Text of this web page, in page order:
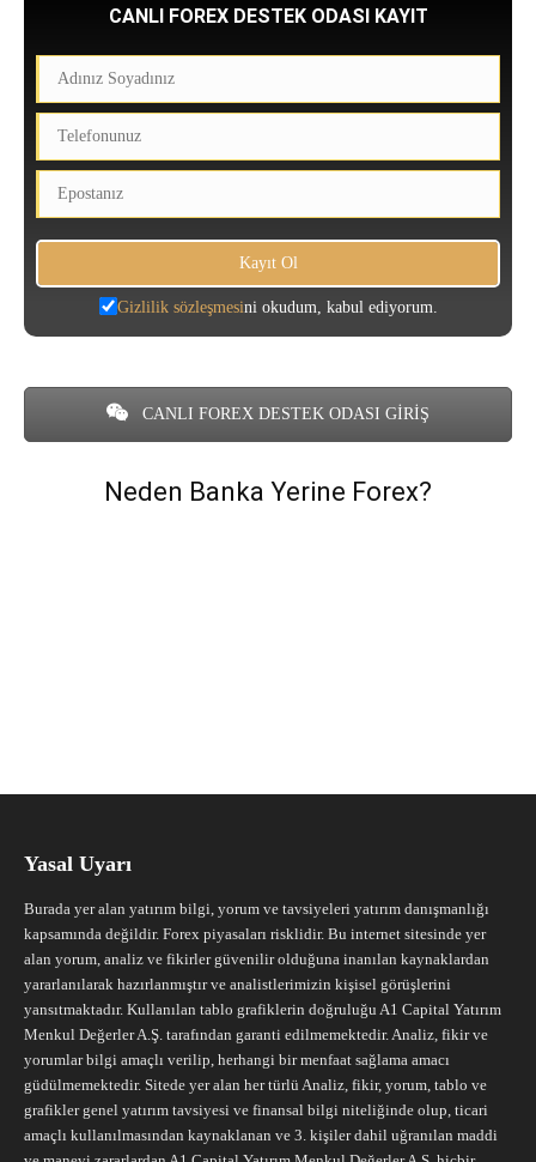
CANLI FOREX DESTEK ODASI KAYIT
Gizlilik sözleşmesini okudum, kabul ediyorum.
CANLI FOREX DESTEK ODASI GİRİŞ
Neden Banka Yerine Forex?
Yasal Uyarı
Burada yer alan yatırım bilgi, yorum ve tavsiyeleri yatırım danışmanlığı
kapsamında değildir. Forex piyasaları risklidir. Bu internet sitesinde yer
alan yorum, analiz ve fikirler güvenilir olduğuna inanılan kaynaklardan
yararlanılarak hazırlanmıştır ve analistlerimizin kişisel görüşlerini
yansıtmaktadır. Kullanılan tablo grafiklerin doğruluğu A1 Capital Yatırım
Menkul Değerler A.Ş. tarafından garanti edilmemektedir. Analiz, fikir ve
yorumlar bilgi amaçlı verilip, herhangi bir menfaat sağlama amacı
güdülmemektedir. Sitede yer alan her türlü Analiz, fikir, yorum, tablo ve
grafikler genel yatırım tavsiyesi ve finansal bilgi niteliğinde olup, ticari
amaçlı kullanılmasından kaynaklanan ve 3. kişiler dahil uğranılan maddi